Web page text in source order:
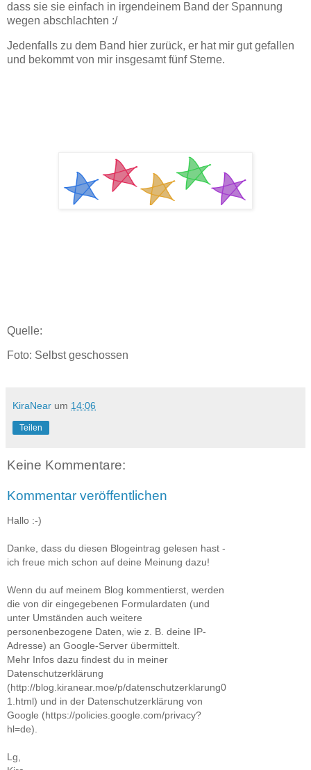
dass sie sie einfach in irgendeinem Band der Spannung
wegen abschlachten :/
Jedenfalls zu dem Band hier zurück, er hat mir gut gefallen
und bekommt von mir insgesamt fünf Sterne.
Quelle:
Foto: Selbst geschossen
KiraNear um 14:06
Teilen
Keine Kommentare:
Kommentar veröffentlichen
Hallo :-)
Danke, dass du diesen Blogeintrag gelesen hast -
ich freue mich schon auf deine Meinung dazu!
Wenn du auf meinem Blog kommentierst, werden
die von dir eingegebenen Formulardaten (und
unter Umständen auch weitere
personenbezogene Daten, wie z. B. deine IP-
Adresse) an Google-Server übermittelt.
Mehr Infos dazu findest du in meiner
Datenschutzerklärung
(http://blog.kiranear.moe/p/datenschutzerklarung0
1.html) und in der Datenschutzerklärung von
Google (https://policies.google.com/privacy?
hl=de).
Lg,